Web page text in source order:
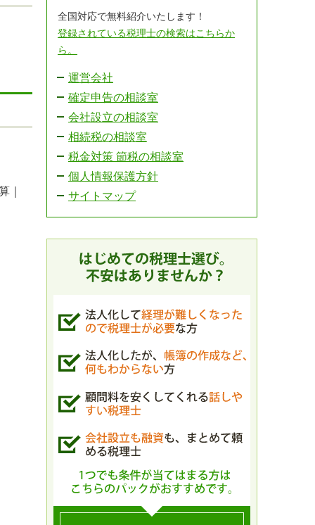
｜
全国対応で無料紹介いたします！
登録されている税理士の検索はこちらか
ら。
運営会社
確定申告の相談室
会社設立の相談室
相続税の相談室
税金対策 節税の相談室
個人情報保護方針
サイトマップ